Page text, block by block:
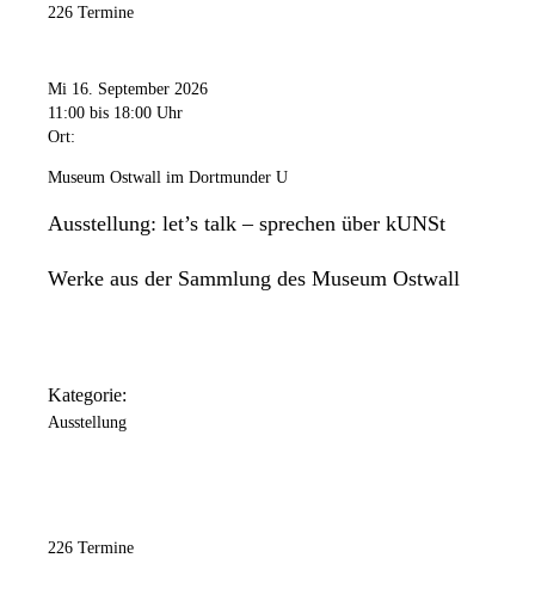
226 Termine
Mi 16. September 2026
11:00 bis 18:00 Uhr
Ort:
Museum Ostwall im Dortmunder U
Ausstellung: let’s talk – sprechen über kUNSt
Werke aus der Sammlung des Museum Ostwall
Kategorie:
Ausstellung
226 Termine